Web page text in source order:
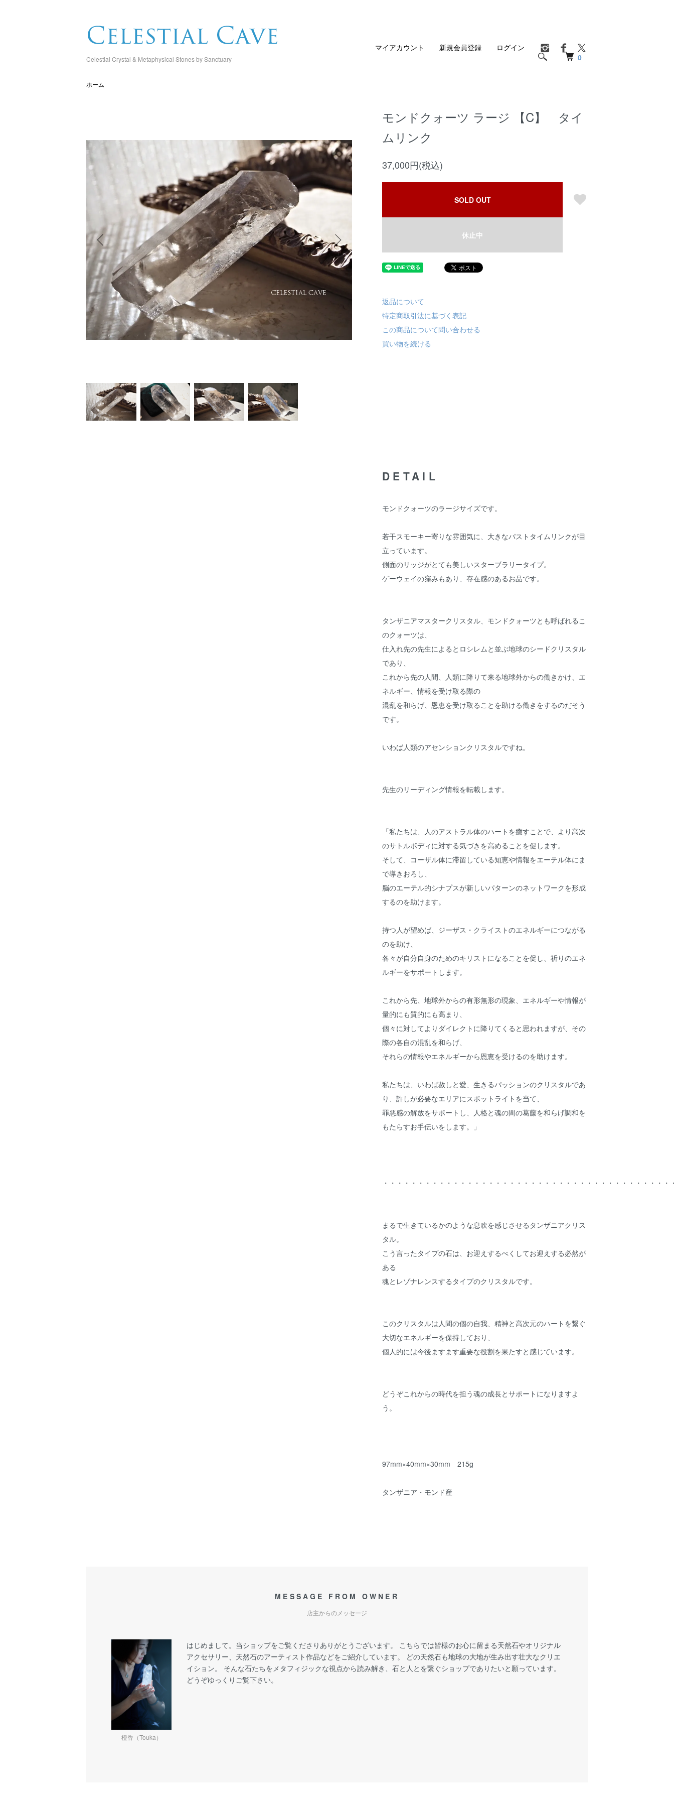
Celestial Crystal & Metaphysical Stones by Sanctuary 0
マイアカウント 新規会員登録 ログイン
ホーム
モンドクォーツ ラージ 【C】 タイ
ムリンク
37,000円(税込)
SOLD OUT
休止中
返品について
特定商取引法に基づく表記
この商品について問い合わせる
買い物を続ける
DETAIL
モンドクォーツのラージサイズです。
若干スモーキー寄りな雰囲気に、大きなパストタイムリンクが目
立っています。
側面のリッジがとても美しいスターブラリータイプ。
ゲーウェイの窪みもあり、存在感のあるお品です。
タンザニアマスタークリスタル、モンドクォーツとも呼ばれるこ
のクォーツは、
仕入れ先の先生によるとロシレムと並ぶ地球のシードクリスタル
であり、
これから先の人間、人類に降りて来る地球外からの働きかけ、エ
ネルギー、情報を受け取る際の
混乱を和らげ、恩恵を受け取ることを助ける働きをするのだそう
です。
いわば人類のアセンションクリスタルですね。
先生のリーディング情報を転載します。
「私たちは、人のアストラル体のハートを癒すことで、より高次
のサトルボディに対する気づきを高めることを促します。
そして、コーザル体に滞留している知恵や情報をエーテル体にま
で導きおろし、
脳のエーテル的シナプスが新しいパターンのネットワークを形成
するのを助けます。
持つ人が望めば、ジーザス・クライストのエネルギーにつながる
のを助け、
各々が自分自身のためのキリストになることを促し、祈りのエネ
ルギーをサポートします。
これから先、地球外からの有形無形の現象、エネルギーや情報が
量的にも質的にも高まり、
個々に対してよりダイレクトに降りてくると思われますが、その
際の各自の混乱を和らげ、
それらの情報やエネルギーから恩恵を受けるのを助けます。
私たちは、いわば赦しと愛、生きるパッションのクリスタルであ
り、許しが必要なエリアにスポットライトを当て、
罪悪感の解放をサポートし、人格と魂の間の葛藤を和らげ調和を
もたらすお手伝いをします。」
・・・・・・・・・・・・・・・・・・・・・・・・・・・・・・・・・・・・・・・・・
まるで生きているかのような息吹を感じさせるタンザニアクリス
タル。
こう言ったタイプの石は、お迎えするべくしてお迎えする必然が
ある
魂とレゾナレンスするタイプのクリスタルです。
このクリスタルは人間の個の自我、精神と高次元のハートを繋ぐ
大切なエネルギーを保持しており、
個人的には今後ますます重要な役割を果たすと感じています。
どうぞこれからの時代を担う魂の成長とサポートになりますよ
う。
97mm×40mm×30mm 215g
タンザニア・モンド産
MESSAGE FROM OWNER
店主からのメッセージ
橙香（Touka）
はじめまして。当ショップをご覧くださりありがとうございます。 こちらでは皆様のお心に留まる天然石やオリジナル
アクセサリー、天然石のアーティスト作品などをご紹介しています。 どの天然石も地球の大地が生み出す壮大なクリエ
イション。 そんな石たちをメタフィジックな視点から読み解き、石と人とを繋ぐショップでありたいと願っています。
どうぞゆっくりご覧下さい。